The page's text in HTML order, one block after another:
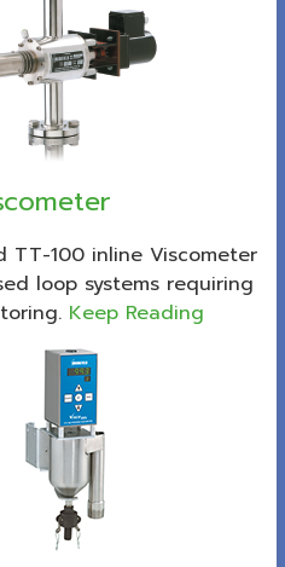
TT-100 inline Viscometer
loop systems requiring
Keep Reading